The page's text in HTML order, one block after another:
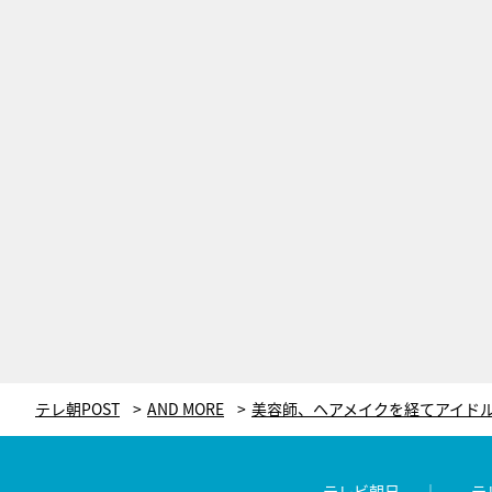
テレ朝POST AND MORE